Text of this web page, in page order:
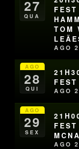
27
QUA
TOM
AGO
AGO
28
QUI AGO
AGO
29
SEX
AGO